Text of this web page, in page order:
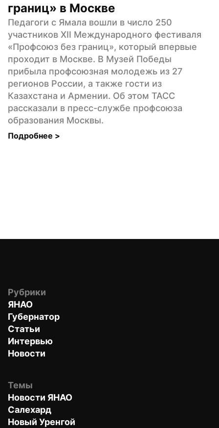
границ» в Москве
Педагоги с Ямала вошли в число 250
участников XII Международного фестиваля
«Профсоюз без границ», который впервые
проходит в Москве. В Музей Победы
прибыла профсоюзная молодежь из 27
регионов России, а также гости из
Казахстана и Армении. Об этом ТАСС
рассказали в пресс-службе профсоюза
образования Москвы.
Подробнее >
Рубрики
ЯНАО
Губернатор
Статьи
Интервью
Новости
Темы
Новости ЯНАО
Салехард
Новый Уренгой